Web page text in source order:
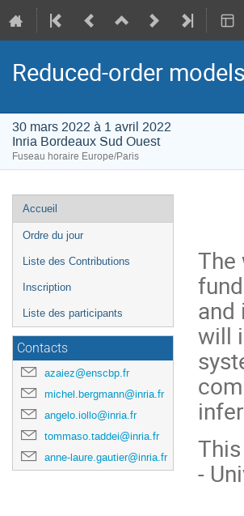
Reduced-order
30 mars 2022 à 1 avril 2022
Inria Bordeaux Sud Ouest
Fuseau horaire Europe/Paris
Menu
de
l'événement
Accueil
Ordre du jour
Liste des Contributions
Inscription
Liste des participants
Contacts
azaiez@enscbp.fr
michel.bergmann@inria.fr
angelo.iollo@inria.fr
tommaso.taddei@inria.fr
anne-laure.gautier@inria.fr
The
and
will
-